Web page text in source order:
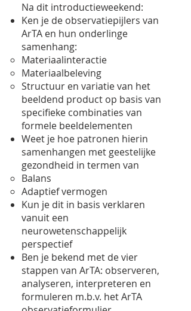
Na dit introductieweekend:
Ken je de observatiepijlers van
ArTA en hun onderlinge
samenhang:
Materiaalinteractie
Materiaalbeleving
Structuur en variatie van het
beeldend product op basis van
specifieke combinaties van
formele beeldelementen
Weet je hoe patronen hierin
samenhangen met geestelijke
gezondheid in termen van
Balans
Adaptief vermogen
Kun je dit in basis verklaren
vanuit een
neurowetenschappelijk
perspectief
Ben je bekend met de vier
stappen van ArTA: observeren,
analyseren, interpreteren en
formuleren m.b.v. het ArTA